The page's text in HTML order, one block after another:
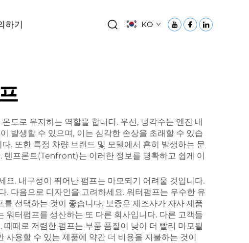
하기 KO
도로 유지하는 역할을 합니다. 우선, 냉각수는 엔진 내
발생할 수 있으며, 이는 심각한 손상을 초래할 수 있습
. 또한 특정 차량 브랜드 및 모델에서 흔히 발생하는 문
텐프론트(Tenfront)는 이러한 정보를 명확하고 쉽게 이
. 내구성이 뛰어난 펌프는 마모되기 어려울 것입니다.
다음으로 디자인을 고려하세요. 워터펌프는 우수한 유
선택하는 것이 좋습니다. 보증은 제조사가 자사 제품
터펌프를 생산하는 또 다른 회사입니다. 다른 고객들
때로 저렴한 펌프는 부품 품질이 낮아 더 빨리 마모될
용할 수 있는 제품에 약간 더 비용을 지불하는 것이